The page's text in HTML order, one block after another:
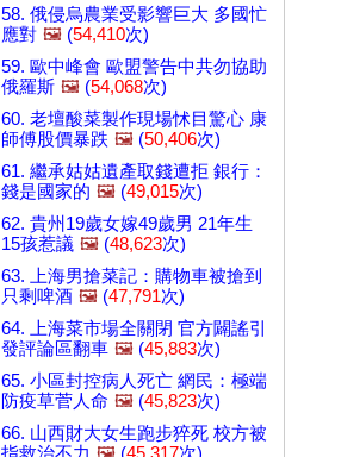
58. 俄侵烏農業受影響巨大 多國忙
應對 🖼️ (54,410次)
59. 歐中峰會 歐盟警告中共勿協助
俄羅斯 🖼️ (54,068次)
60. 老壇酸菜製作現場怵目驚心 康
師傅股價暴跌 🖼️ (50,406次)
61. 繼承姑姑遺產取錢遭拒 銀行：
錢是國家的 🖼️ (49,015次)
62. 貴州19歲女嫁49歲男 21年生
15孩惹議 🖼️ (48,623次)
63. 上海男搶菜記：購物車被搶到
只剩啤酒 🖼️ (47,791次)
64. 上海菜市場全關閉 官方闢謠引
發評論區翻車 🖼️ (45,883次)
65. 小區封控病人死亡 網民：極端
防疫草菅人命 🖼️ (45,823次)
66. 山西財大女生跑步猝死 校方被
指救治不力 🖼️ (45,317次)